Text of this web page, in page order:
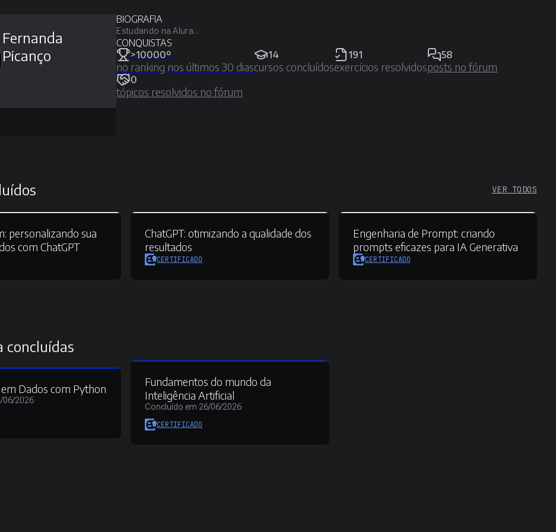
Fernanda
Picanço
BIOGRAFIA
Estudando na Alura...
CONQUISTAS
>10000º
no ranking nos últimos 30 dias
14
cursos concluídos
191
exercícios resolvidos
58
posts no fórum
0
tópicos resolvidos no fórum
VER TODOS
personalizando sua
com ChatGPT
ChatGPT: otimizando a qualidade dos
resultados
CERTIFICADO
Engenharia de Prompt: criando
prompts eficazes para IA Generativa
CERTIFICADO
concluídas
Dados com Python
06/2026
Fundamentos do mundo da
Inteligência Artificial
Concluído em 26/06/2026
CERTIFICADO